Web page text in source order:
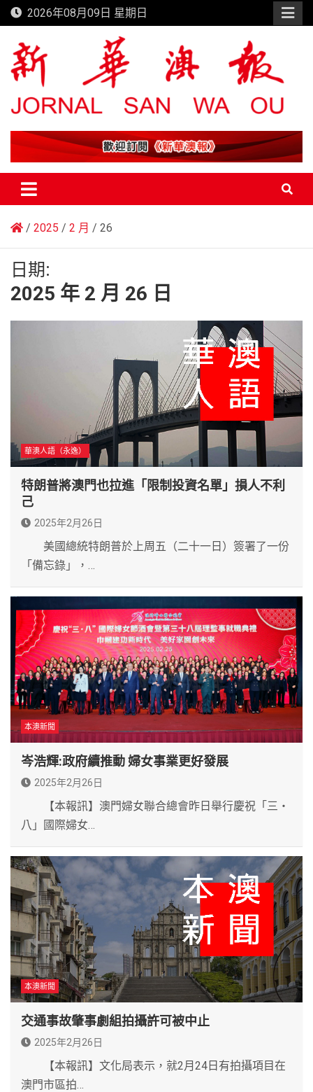
Skip
to
content
2026年08月09日 星期日
新華澳報
2025 2 月 26
日期:
2025 年 2 月 26 日
華澳人語（永逸）
特朗普將澳門也拉進「限制投資名單」損人不利
己
2025年2月26日
美國總統特朗普於上周五（二十一日）簽署了一份
「備忘錄」，…
本澳新聞
岑浩輝:政府續推動 婦女事業更好發展
2025年2月26日
【本報訊】澳門婦女聯合總會昨日舉行慶祝「三‧
八」國際婦女…
本澳新聞
交通事故肇事劇組拍攝許可被中止
2025年2月26日
【本報訊】文化局表示，就2月24日有拍攝項目在
澳門市區拍…